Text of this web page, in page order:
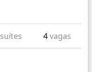
suítes 4vagas